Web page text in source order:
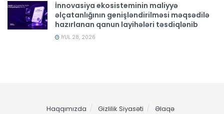
İnnovasiya ekosisteminin maliyyə
əlçatanlığının genişləndirilməsi məqsədilə
hazırlanan qanun layihələri təsdiqlənib
İYUL 28, 2026
Haqqımızda Gizlilik Siyasəti Əlaqə